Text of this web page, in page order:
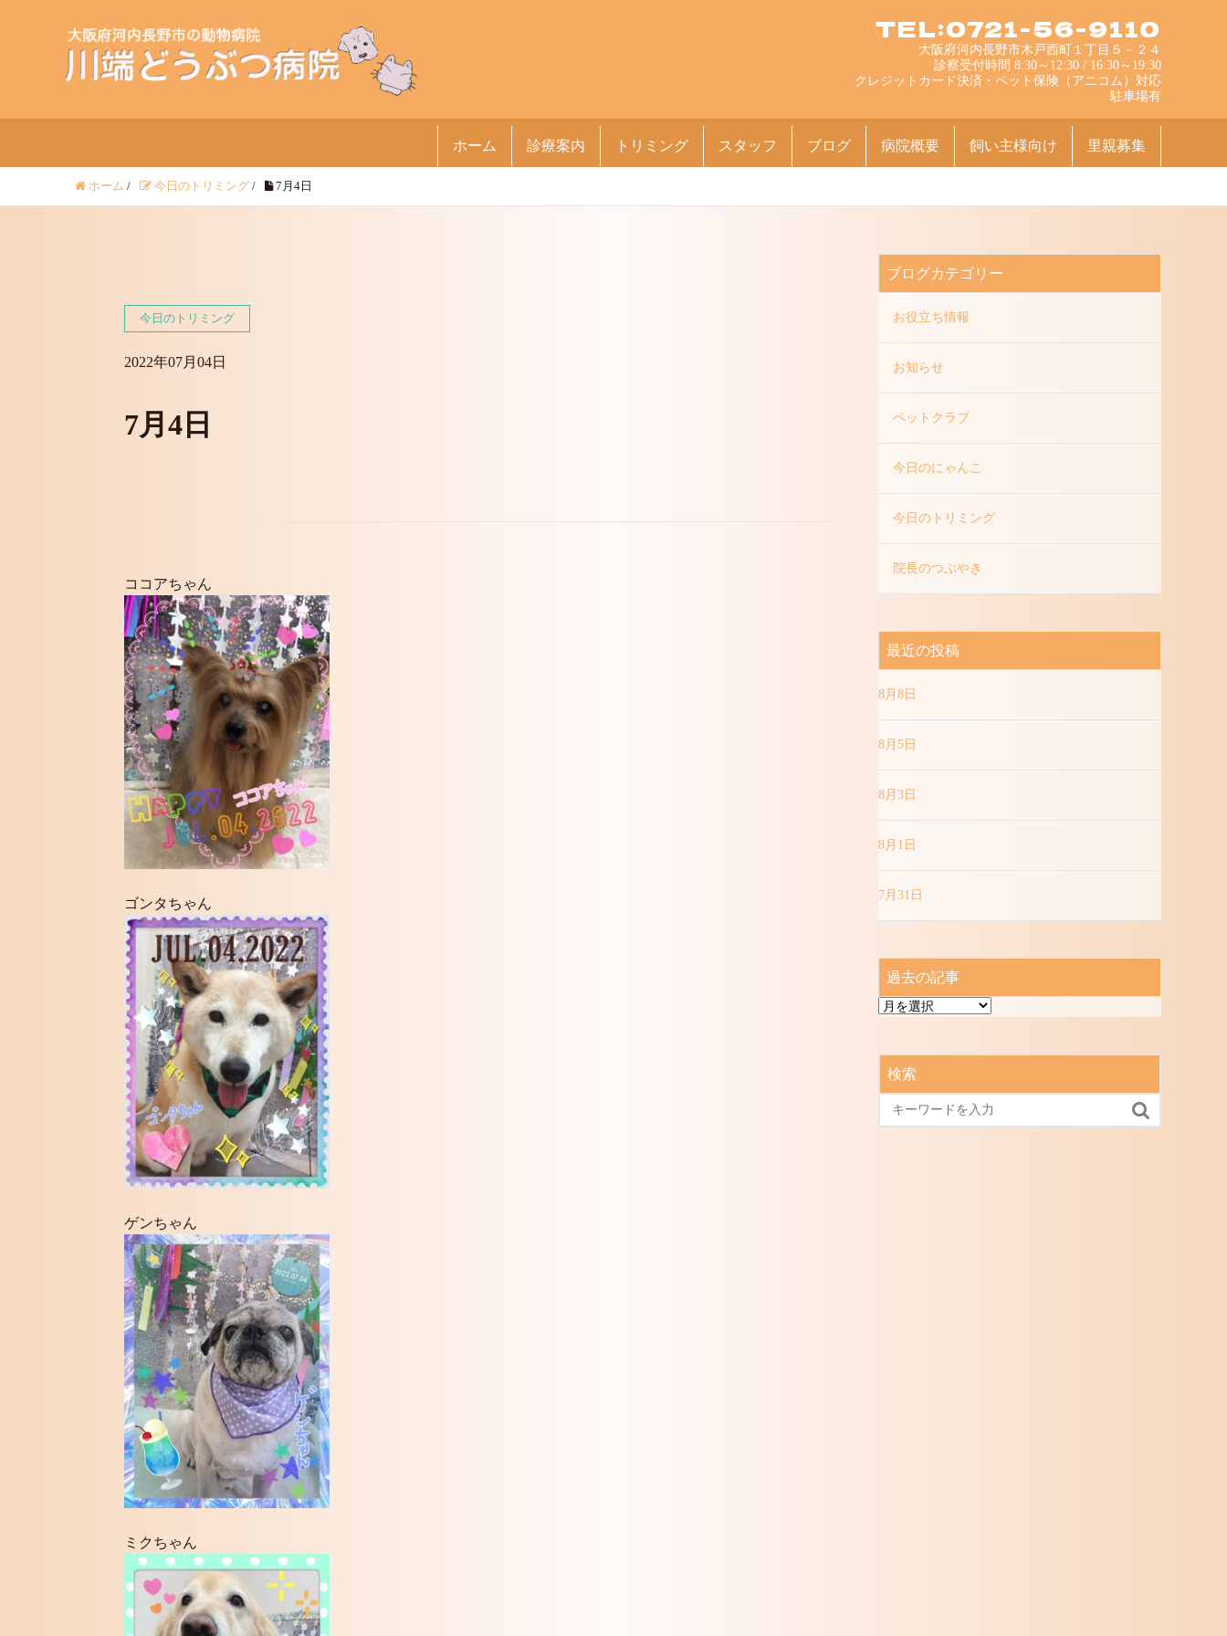
TEL:0721-56-9110
大阪府河内長野市木戸西町１丁目５－２４
診察受付時間 8:30～12:30 / 16:30～19:30
クレジットカード決済・ペット保険（アニコム）対応
駐車場有
ホーム 診療案内 トリミング スタッフ ブログ 病院概要 飼い主様向け 里親募集
ホーム / 今日のトリミング / 7月4日
今日のトリミング
2022年07月04日
7月4日
ココアちゃん
ゴンタちゃん
ゲンちゃん
ミクちゃん
ブログカテゴリー
お役立ち情報
お知らせ
ペットクラブ
今日のにゃんこ
今日のトリミング
院長のつぶやき
最近の投稿
8月8日
8月5日
8月3日
8月1日
7月31日
過去の記事
過
記
検索
